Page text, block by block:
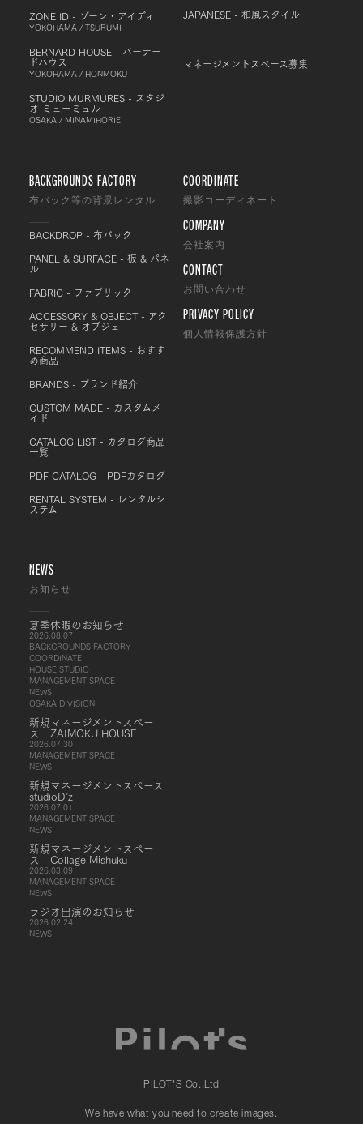
ZONE ID - ゾーン・アイディ
YOKOHAMA / TSURUMI
BERNARD HOUSE - バーナー
ドハウス
YOKOHAMA / HONMOKU
STUDIO MURMURES - スタジ
オ ミューミュル
OSAKA / MINAMIHORIE
JAPANESE - 和風スタイル
マネージメントスペース募集
BACKGROUNDS FACTORY
布バック等の背景レンタル
BACKDROP - 布バック
PANEL & SURFACE - 板 & パネ
ル
FABRIC - ファブリック
ACCESSORY & OBJECT - アク
セサリー & オブジェ
RECOMMEND ITEMS - おすす
め商品
BRANDS - ブランド紹介
CUSTOM MADE - カスタムメ
イド
CATALOG LIST - カタログ商品
一覧
PDF CATALOG - PDFカタログ
RENTAL SYSTEM - レンタルシ
ステム
COORDINATE
撮影コーディネート
COMPANY
会社案内
CONTACT
お問い合わせ
PRIVACY POLICY
個人情報保護方針
NEWS
お知らせ
夏季休暇のお知らせ
2026.08.07
BACKGROUNDS FACTORY
COORDINATE
HOUSE STUDIO
MANAGEMENT SPACE
NEWS
OSAKA DIVISION
新規マネージメントスペー
ス ZAIMOKU HOUSE
2026.07.30
MANAGEMENT SPACE
NEWS
新規マネージメントスペース
studioD’z
2026.07.01
MANAGEMENT SPACE
NEWS
新規マネージメントスペー
ス Collage Mishuku
2026.03.09
MANAGEMENT SPACE
NEWS
ラジオ出演のお知らせ
2026.02.24
NEWS
PILOT'S Co.,Ltd
We have what you need to create images.